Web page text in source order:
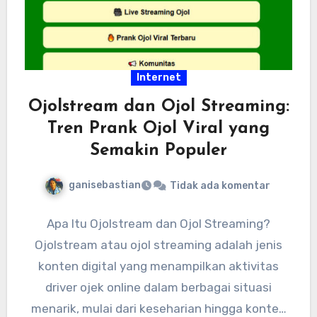
Internet
Ojolstream dan Ojol Streaming:
Tren Prank Ojol Viral yang
Semakin Populer
ganisebastian Tidak ada komentar
Apa Itu Ojolstream dan Ojol Streaming?
Ojolstream atau ojol streaming adalah jenis
konten digital yang menampilkan aktivitas
driver ojek online dalam berbagai situasi
menarik, mulai dari keseharian hingga konten